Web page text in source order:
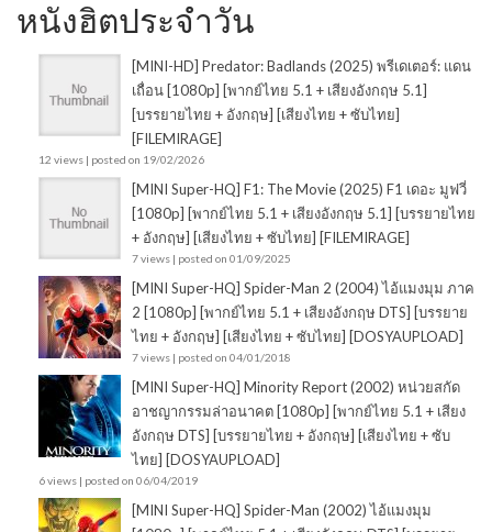
หนังฮิตประจำวัน
[MINI-HD] Predator: Badlands (2025) พรีเดเตอร์: แดน
เถื่อน [1080p] [พากย์ไทย 5.1 + เสียงอังกฤษ 5.1]
[บรรยายไทย + อังกฤษ] [เสียงไทย + ซับไทย]
[FILEMIRAGE]
12 views | posted on 19/02/2026
[MINI Super-HQ] F1: The Movie (2025) F1 เดอะ มูฟวี่
[1080p] [พากย์ไทย 5.1 + เสียงอังกฤษ 5.1] [บรรยายไทย
+ อังกฤษ] [เสียงไทย + ซับไทย] [FILEMIRAGE]
7 views | posted on 01/09/2025
[MINI Super-HQ] Spider-Man 2 (2004) ไอ้แมงมุม ภาค
2 [1080p] [พากย์ไทย 5.1 + เสียงอังกฤษ DTS] [บรรยาย
ไทย + อังกฤษ] [เสียงไทย + ซับไทย] [DOSYAUPLOAD]
7 views | posted on 04/01/2018
[MINI Super-HQ] Minority Report (2002) หน่วยสกัด
อาชญากรรมล่าอนาคต [1080p] [พากย์ไทย 5.1 + เสียง
อังกฤษ DTS] [บรรยายไทย + อังกฤษ] [เสียงไทย + ซับ
ไทย] [DOSYAUPLOAD]
6 views | posted on 06/04/2019
[MINI Super-HQ] Spider-Man (2002) ไอ้แมงมุม